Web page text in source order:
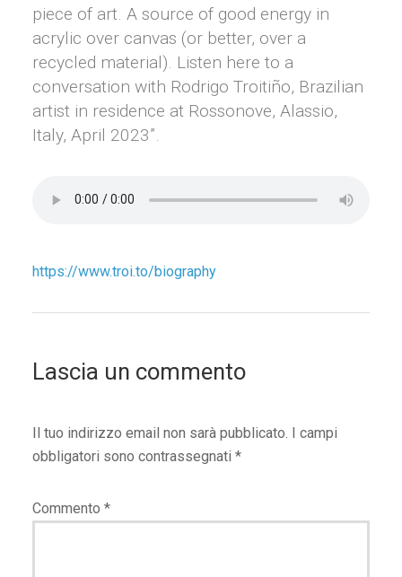
piece of art. A source of good energy in
acrylic over canvas (or better, over a
recycled material). Listen here to a
conversation with Rodrigo Troitiño, Brazilian
artist in residence at Rossonove, Alassio,
Italy, April 2023”.
https://www.troi.to/biography
Lascia un commento
Il tuo indirizzo email non sarà pubblicato. I campi
obbligatori sono contrassegnati *
Commento *